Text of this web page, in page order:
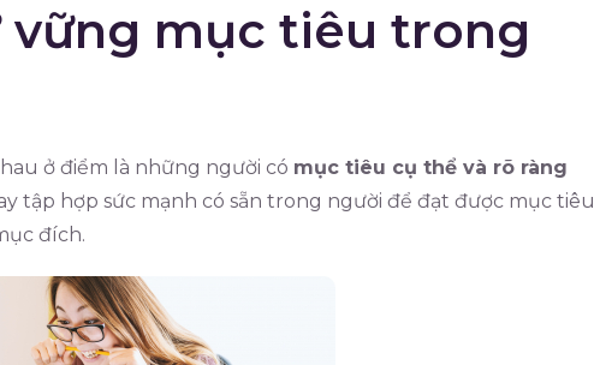
mục tiêu trong
ở điểm là những người có mục tiêu cụ thể và rõ ràng
tập hợp sức mạnh có sẵn trong người để đạt được mục tiêu
đích.